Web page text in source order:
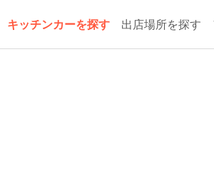
キッチンカーを探す 出店場所を探す